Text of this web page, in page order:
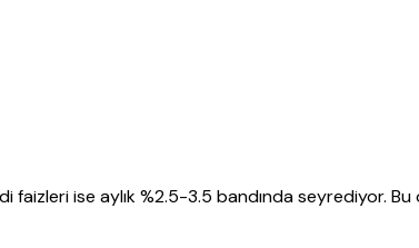
faizleri ise aylık %2.5-3.5 bandında seyrediyor.